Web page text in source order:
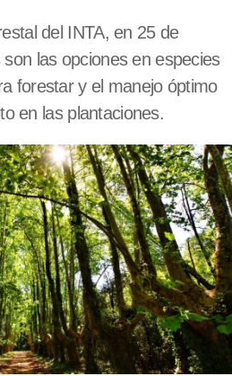
del INTA, en 25 de
las opciones en especies
forestar y el manejo óptimo
en las plantaciones.